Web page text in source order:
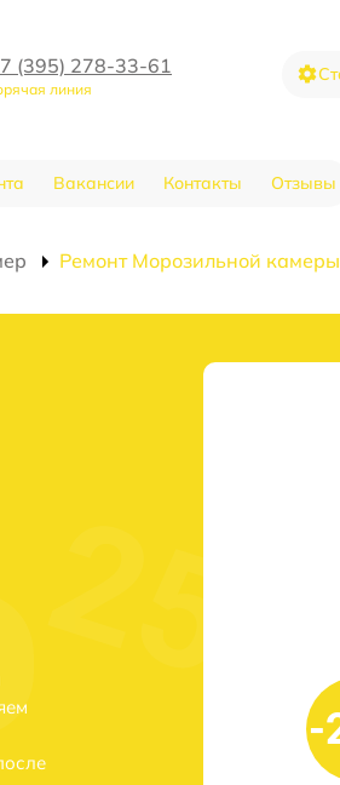
(395) 278-33-61
линия
Вакансии Контакты Отзывы
Ремонт Морозильной
-